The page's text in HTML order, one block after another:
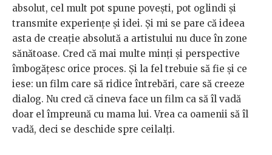
absolut, cel mult pot spune povești, pot oglindi și
transmite experiențe și idei. Și mi se pare că ideea
asta de creație absolută a artistului nu duce în zone
sănătoase. Cred că mai multe minți și perspective
îmbogățesc orice proces. Și la fel trebuie să fie și ce
iese: un film care să ridice întrebări, care să creeze
dialog. Nu cred că cineva face un film ca să îl vadă
doar el împreună cu mama lui. Vrea ca oamenii să îl
vadă, deci se deschide spre ceilalți.